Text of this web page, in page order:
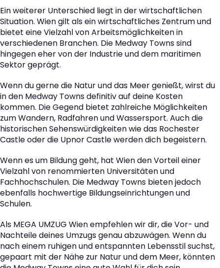
Ein weiterer Unterschied liegt in der wirtschaftlichen
Situation. Wien gilt als ein wirtschaftliches Zentrum und
bietet eine Vielzahl von Arbeitsmöglichkeiten in
verschiedenen Branchen. Die Medway Towns sind
hingegen eher von der Industrie und dem maritimen
Sektor geprägt.
Wenn du gerne die Natur und das Meer genießt, wirst du
in den Medway Towns definitiv auf deine Kosten
kommen. Die Gegend bietet zahlreiche Möglichkeiten
zum Wandern, Radfahren und Wassersport. Auch die
historischen Sehenswürdigkeiten wie das Rochester
Castle oder die Upnor Castle werden dich begeistern.
Wenn es um Bildung geht, hat Wien den Vorteil einer
Vielzahl von renommierten Universitäten und
Fachhochschulen. Die Medway Towns bieten jedoch
ebenfalls hochwertige Bildungseinrichtungen und
Schulen.
Als MEGA UMZUG Wien empfehlen wir dir, die Vor- und
Nachteile deines Umzugs genau abzuwägen. Wenn du
nach einem ruhigen und entspannten Lebensstil suchst,
gepaart mit der Nähe zur Natur und dem Meer, könnten